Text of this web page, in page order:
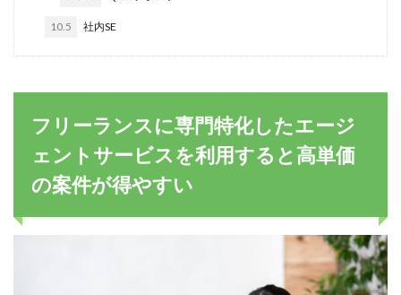
10.5 社内SE
フリーランスに専門特化したエージ
ェントサービスを利用すると高単価
の案件が得やすい